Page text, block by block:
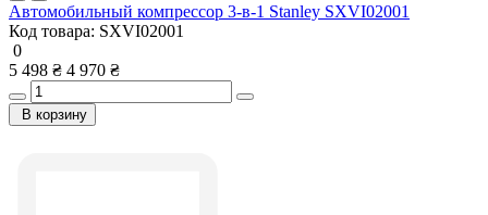
Автомобильный компрессор 3-в-1 Stanley SXVI02001
Код товара: SXVI02001
0
5 498 ₴ 4 970 ₴
В корзину